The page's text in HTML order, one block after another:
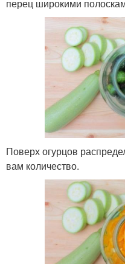
перец широкими
Поверх огурцов
вам количество.